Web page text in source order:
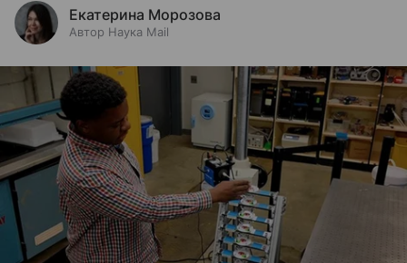
Екатерина Морозова
Автор Наука Mail